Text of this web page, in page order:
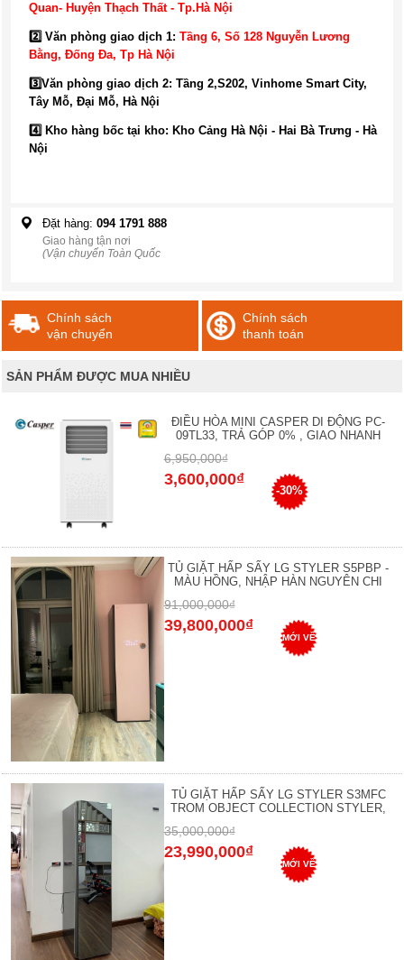
Quan- Huyện Thạch Thất - Tp.Hà Nội
2️⃣ Văn phòng giao dịch 1: Tầng 6, Số 128 Nguyễn Lương
Bằng, Đống Đa, Tp Hà Nội
3️⃣Văn phòng giao dịch 2: Tầng 2,S202, Vinhome Smart City,
Tây Mỗ, Đại Mỗ, Hà Nội
4️⃣ Kho hàng bốc tại kho: Kho Cảng Hà Nội - Hai Bà Trưng - Hà
Nội
Đặt hàng: 094 1791 888
Giao hàng tận nơi
(Vận chuyển Toàn Quốc
Chính sách
vận chuyển
Chính sách
thanh toán
SẢN PHẨM ĐƯỢC MUA NHIỀU
ĐIỀU HÒA MINI CASPER DI ĐỘNG PC-
09TL33, TRẢ GÓP 0% , GIAO NHANH
6,950,000₫
3,600,000₫
-30%
TỦ GIẶT HẤP SẤY LG STYLER S5PBP -
MÀU HỒNG, NHẬP HÀN NGUYÊN CHI
91,000,000₫
39,800,000₫
MỚI VỀ
TỦ GIẶT HẤP SẤY LG STYLER S3MFC
TROM OBJECT COLLECTION STYLER,
35,000,000₫
23,990,000₫
MỚI VỀ